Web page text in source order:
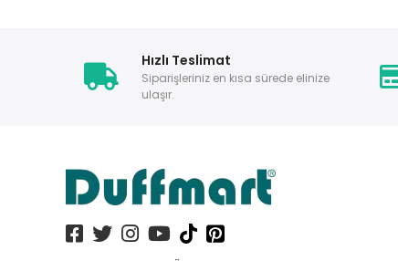
Hızlı Teslimat
Siparişleriniz en kısa sürede elinize
ulaşır.